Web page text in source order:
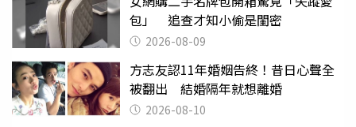
包」 追查才知小偷是閨密
2026-08-09
方志友認11年婚姻告終！昔日心聲全
被翻出 結婚隔年就想離婚
2026-08-10